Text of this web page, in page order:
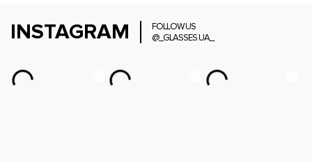
INSTAGRAM
FOLLOW US
@_GLASSES.UA_